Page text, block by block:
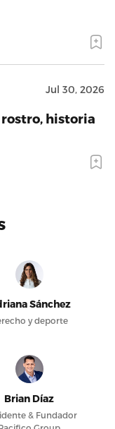
Jul 30, 2026
historia
Sánchez
y deporte
Brian Díaz
& Fundador